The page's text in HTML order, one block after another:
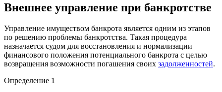
Внешнее управление при банкротстве
Управление имуществом банкрота является одним из этапов
по решению проблемы банкротства. Такая процедура
назначается судом для восстановления и нормализации
финансового положения потенциального банкрота с целью
возвращения возможности погашения своих задолженностей.
Определение 1